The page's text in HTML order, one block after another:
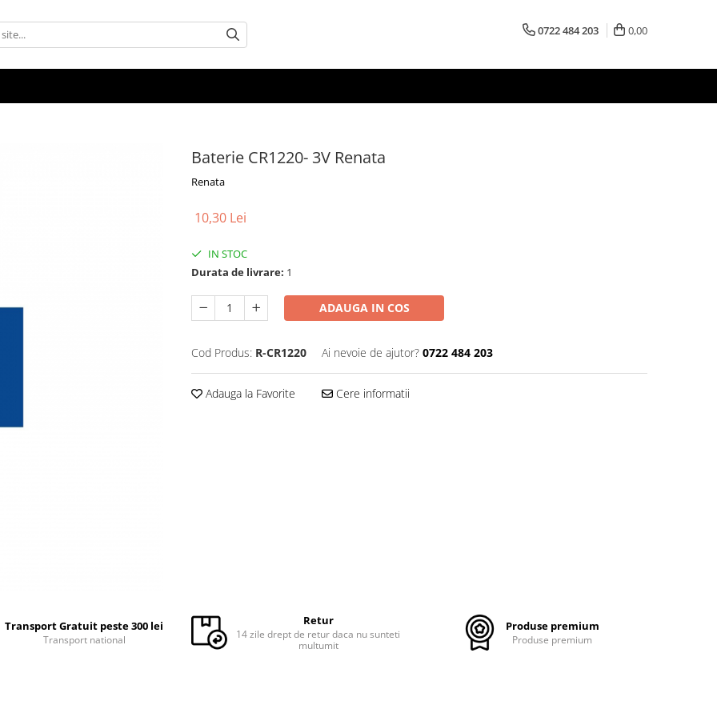
0722 484 203 0,00
Baterie CR1220- 3V Renata
Renata
10,30 Lei
IN STOC
Durata de livrare: 1
ADAUGA IN COS
Cod Produs: R-CR1220 Ai nevoie de ajutor? 0722 484 203
Adauga la Favorite Cere informatii
Transport Gratuit peste 300 lei
Transport national
Retur
14 zile drept de retur daca nu sunteti
multumit
Produse premium
Produse premium